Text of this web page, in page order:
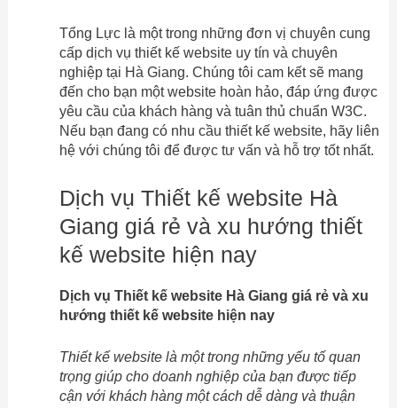
Tổng Lực là một trong những đơn vị chuyên cung
cấp dịch vụ thiết kế website uy tín và chuyên
nghiệp tại Hà Giang. Chúng tôi cam kết sẽ mang
đến cho bạn một website hoàn hảo, đáp ứng được
yêu cầu của khách hàng và tuân thủ chuẩn W3C.
Nếu bạn đang có nhu cầu thiết kế website, hãy liên
hệ với chúng tôi để được tư vấn và hỗ trợ tốt nhất.
Dịch vụ Thiết kế website Hà
Giang giá rẻ và xu hướng thiết
kế website hiện nay
Dịch vụ Thiết kế website Hà Giang giá rẻ và xu
hướng thiết kế website hiện nay
Thiết kế website là một trong những yếu tố quan
trọng giúp cho doanh nghiệp của bạn được tiếp
cận với khách hàng một cách dễ dàng và thuận